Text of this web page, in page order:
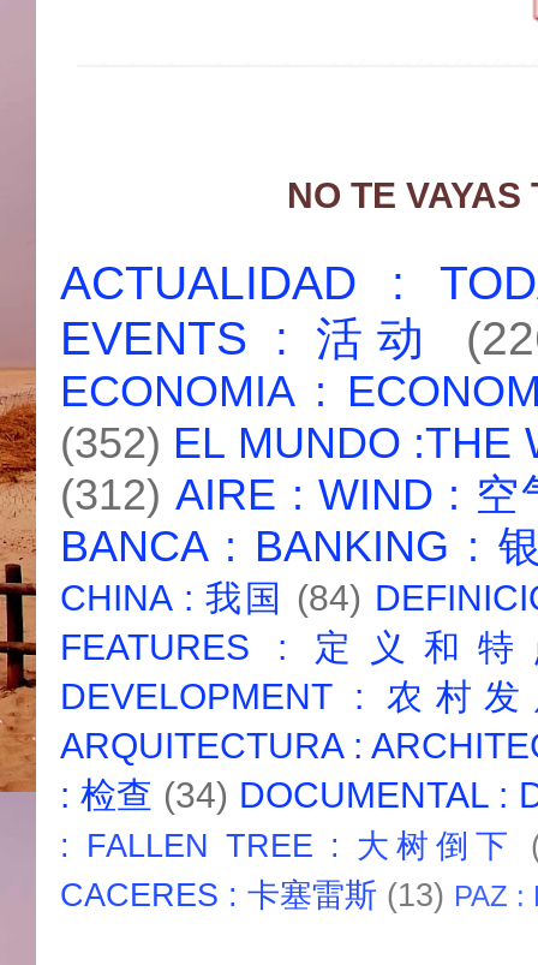
NO TE
ACTUALIDAD :
EVENTS : 活动
ECONOMIA :
(352) EL MUNDO :THE
(312) AIRE : WIND : 空
BANCA : BANKING :
CHINA : 我国 (84)
FEATURES : 定义和
DEVELOPMENT : 农村
ARQUITECTURA :
: 检查 (34) DOCUMENTAL :
: FALLEN TREE : 大树倒下
CACERES : 卡塞雷斯 (13) PAZ :